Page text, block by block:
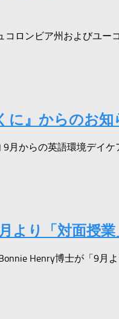
コロンビア州およびユ
に』からのお知
月からの英語環境デイ
より「対面授
Henry博士が「9月よ